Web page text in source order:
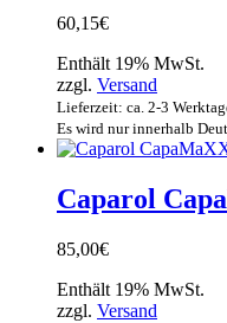
60,15€
Enthält 19% MwSt.
zzgl. Versand
Lieferzeit: ca. 2-3
Es wird nur innerhalb
Caparol
85,00€
Enthält 19% MwSt.
zzgl. Versand